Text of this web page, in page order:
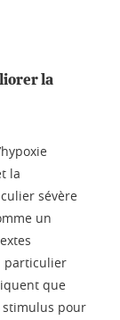
la
la
sévère
un
particulier
que
stimulus pour